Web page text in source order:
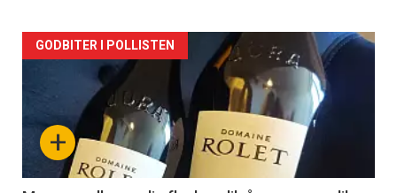
Forsiden
akkurat
nå+
GODBITER I POLLISTEN